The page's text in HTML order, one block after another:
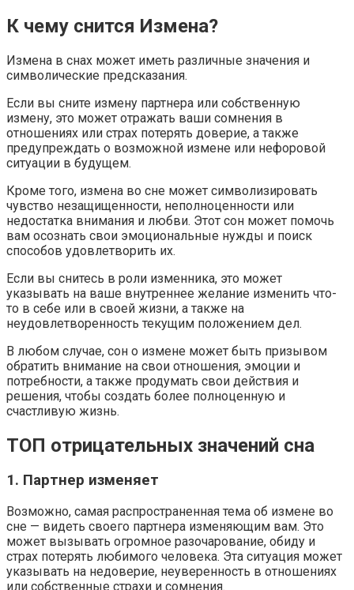
К чему снится Измена?
Измена в снах может иметь различные значения и
символические предсказания.
Если вы сните измену партнера или собственную
измену, это может отражать ваши сомнения в
отношениях или страх потерять доверие, а также
предупреждать о возможной измене или нефоровой
ситуации в будущем.
Кроме того, измена во сне может символизировать
чувство незащищенности, неполноценности или
недостатка внимания и любви. Этот сон может помочь
вам осознать свои эмоциональные нужды и поиск
способов удовлетворить их.
Если вы снитесь в роли изменника, это может
указывать на ваше внутреннее желание изменить что-
то в себе или в своей жизни, а также на
неудовлетворенность текущим положением дел.
В любом случае, сон о измене может быть призывом
обратить внимание на свои отношения, эмоции и
потребности, а также продумать свои действия и
решения, чтобы создать более полноценную и
счастливую жизнь.
ТОП отрицательных значений сна
1. Партнер изменяет
Возможно, самая распространенная тема об измене во
сне — видеть своего партнера изменяющим вам. Это
может вызывать огромное разочарование, обиду и
страх потерять любимого человека. Эта ситуация может
указывать на недоверие, неуверенность в отношениях
или собственные страхи и сомнения.